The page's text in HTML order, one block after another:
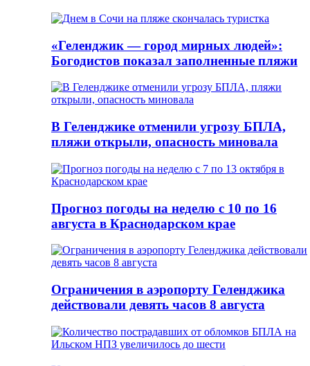
«Геленджик — город мирных людей»:
Богодистов показал заполненные пляжи
В Геленджике отменили угрозу БПЛА,
пляжи открыли, опасность миновала
Прогноз погоды на неделю с 10 по 16
августа в Краснодарском крае
Ограничения в аэропорту Геленджика
действовали девять часов 8 августа